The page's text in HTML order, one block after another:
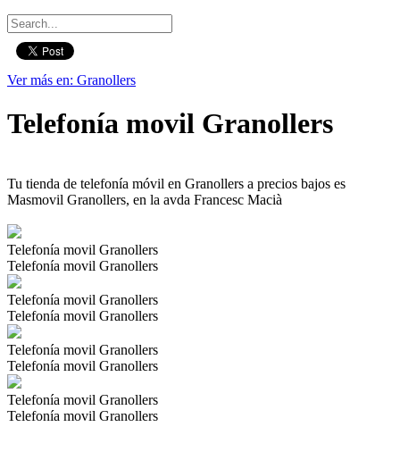
Ver más en: Granollers
Telefonía movil Granollers
Tu tienda de telefonía móvil en Granollers a precios bajos es
Masmovil Granollers, en la avda Francesc Macià
Telefonía movil Granollers
Telefonía movil Granollers
Telefonía movil Granollers
Telefonía movil Granollers
Telefonía movil Granollers
Telefonía movil Granollers
Telefonía movil Granollers
Telefonía movil Granollers